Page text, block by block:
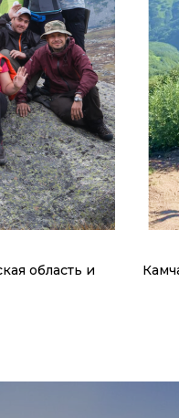
область и